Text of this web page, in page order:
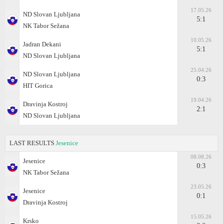
ND Slovan Ljubljana
NK Tabor Sežana
17.05.26
5:1
Jadran Dekani
ND Slovan Ljubljana
10.05.26
5:1
ND Slovan Ljubljana
HIT Gorica
25.04.26
0:3
Dravinja Kostroj
ND Slovan Ljubljana
19.04.26
2:1
LAST RESULTS Jesenice
Jesenice
NK Tabor Sežana
08.08.26
0:3
Jesenice
Dravinja Kostroj
23.05.26
0:1
Krsko
15.05.26